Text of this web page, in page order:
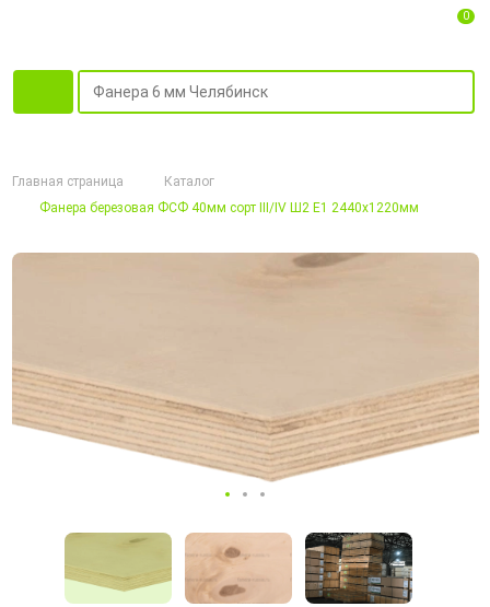
0
Главная страница
Каталог
Фанера березовая ФСФ 40мм сорт III/IV Ш2 Е1 2440x1220мм